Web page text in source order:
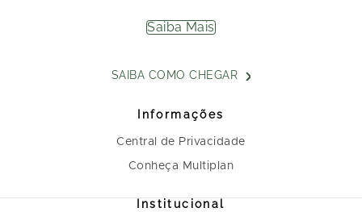
Saiba Mais
SAIBA COMO CHEGAR
Informações
Central de Privacidade
Conheça Multiplan
Institucional